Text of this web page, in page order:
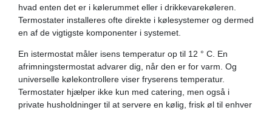
hvad enten det er i kølerummet eller i drikkevarekøleren.
Termostater installeres ofte direkte i kølesystemer og dermed
en af ​​de vigtigste komponenter i systemet.
En istermostat måler isens temperatur op til 12 ° C. En
afrimningstermostat advarer dig, når den er for varm. Og
universelle kølekontrollere viser fryserens temperatur.
Termostater hjælper ikke kun med catering, men også i
private husholdninger til at servere en kølig, frisk øl til enhver